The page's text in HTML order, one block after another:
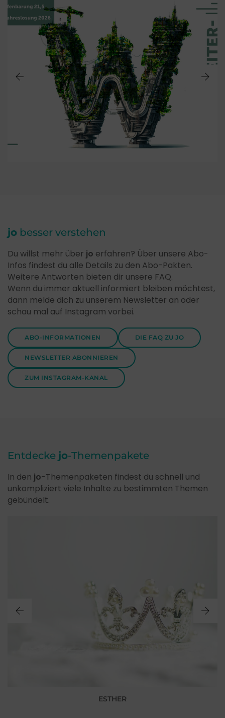
jo besser verstehen
Du willst mehr über jo erfahren? Über unsere Abo-
Infos findest du alle Details zu den Abo-Pakten.
Weitere Antworten bieten dir unsere FAQ.
Wenn du immer aktuell informiert bleiben möchtest,
dann melde dich zu unserem Newsletter an oder
schau mal auf Instagram vorbei.
ABO-INFORMATIONEN DIE FAQ ZU JO
NEWSLETTER ABONNIEREN
ZUM INSTAGRAM-KANAL
Entdecke jo-Themenpakete
In den jo-Themenpaketen findest du schnell und
unkompliziert viele Inhalte zu bestimmten Themen
gebündelt.
ESTHER